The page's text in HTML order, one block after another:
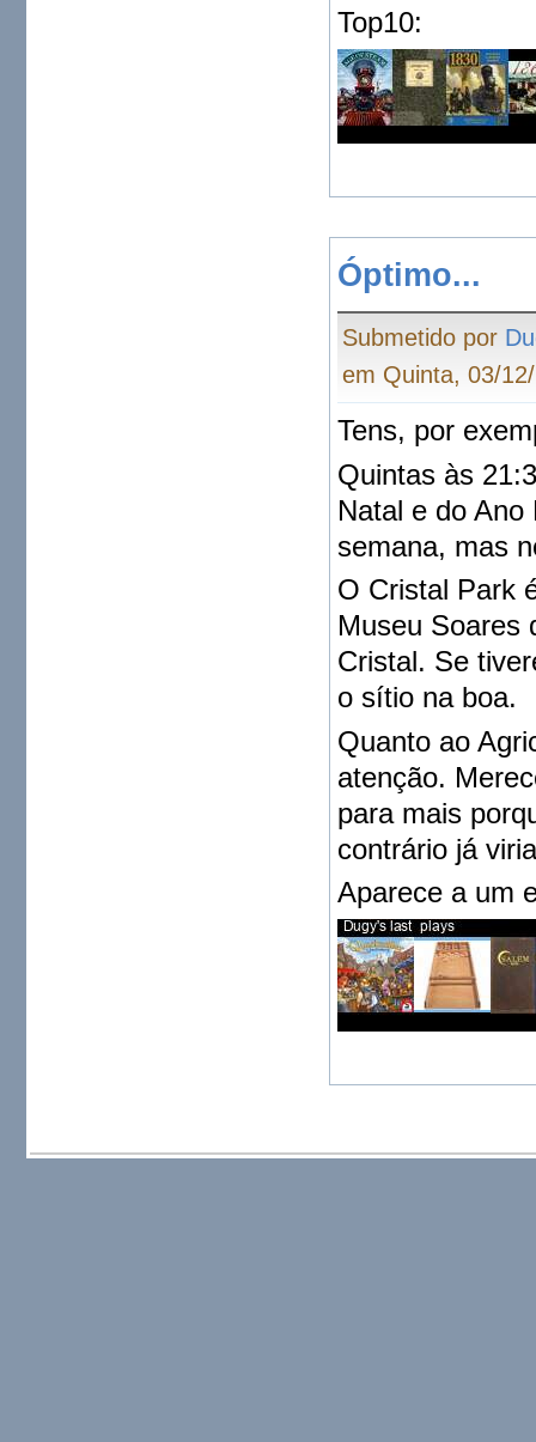
Top10:
Óptimo...
Submetido por
em Quinta, 03/
Tens, por
Quintas às
Natal e do
semana, mas
O Cristal Park
Museu Soares
Cristal. Se
o sítio na boa.
Quanto ao
atenção.
para mais
contrário já
Aparece a um